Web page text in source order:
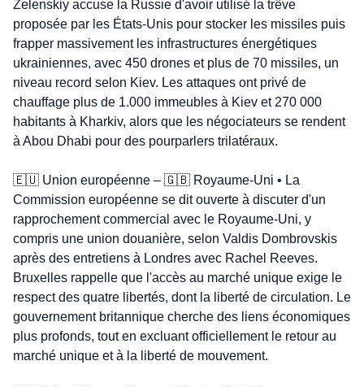
Zelenskiy accuse la Russie d'avoir utilisé la trêve
proposée par les États-Unis pour stocker les missiles puis
frapper massivement les infrastructures énergétiques
ukrainiennes, avec 450 drones et plus de 70 missiles, un
niveau record selon Kiev. Les attaques ont privé de
chauffage plus de 1.000 immeubles à Kiev et 270 000
habitants à Kharkiv, alors que les négociateurs se rendent
à Abou Dhabi pour des pourparlers trilatéraux.
🇪🇺 Union européenne – 🇬🇧 Royaume-Uni • La
Commission européenne se dit ouverte à discuter d'un
rapprochement commercial avec le Royaume-Uni, y
compris une union douanière, selon Valdis Dombrovskis
après des entretiens à Londres avec Rachel Reeves.
Bruxelles rappelle que l'accès au marché unique exige le
respect des quatre libertés, dont la liberté de circulation. Le
gouvernement britannique cherche des liens économiques
plus profonds, tout en excluant officiellement le retour au
marché unique et à la liberté de mouvement.